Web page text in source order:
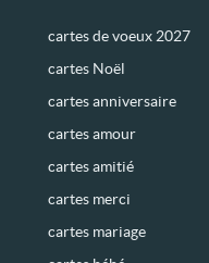
cartes de voeux 2027
cartes Noël
cartes anniversaire
cartes amour
cartes amitié
cartes merci
cartes mariage